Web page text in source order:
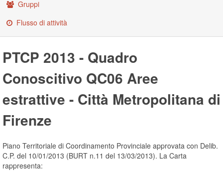
Gruppi
Flusso di attività
PTCP 2013 - Quadro
Conoscitivo QC06 Aree
estrattive - Città Metropolitana di
Firenze
Piano Territoriale di Coordinamento Provinciale approvata con Delib.
C.P. del 10/01/2013 (BURT n.11 del 13/03/2013). La Carta
rappresenta: